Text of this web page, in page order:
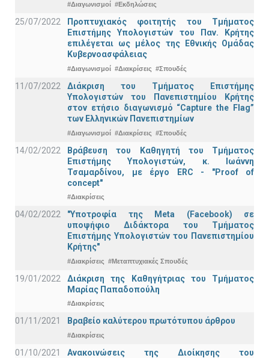
#Διαγωνισμοί #Εκδηλώσεις
25/07/2022
Προπτυχιακός φοιτητής του Τμήματος
Επιστήμης Υπολογιστών του Παν. Κρήτης
επιλέγεται ως μέλος της Εθνικής Ομάδας
Κυβερνοασφάλειας
#Διαγωνισμοί #Διακρίσεις #Σπουδές
11/07/2022
Διάκριση του Τμήματος Επιστήμης
Υπολογιστών του Πανεπιστημίου Κρήτης
στον ετήσιο διαγωνισμό “Capture the Flag”
των Ελληνικών Πανεπιστημίων
#Διαγωνισμοί #Διακρίσεις #Σπουδές
14/02/2022
Βράβευση του Καθηγητή του Τμήματος
Επιστήμης Υπολογιστών, κ. Ιωάννη
Τσαμαρδίνου, με έργο ERC - "Proof of
concept"
#Διακρίσεις
04/02/2022
"Υποτροφία της Meta (Facebook) σε
υποψήφιο Διδάκτορα του Τμήματος
Επιστήμης Υπολογιστών του Πανεπιστημίου
Κρήτης"
#Διακρίσεις #Μεταπτυχιακές Σπουδές
19/01/2022
Διάκριση της Καθηγήτριας του Τμήματος
Μαρίας Παπαδοπούλη
#Διακρίσεις
01/11/2021 Bραβείο καλύτερου πρωτότυπου άρθρου
#Διακρίσεις
01/10/2021
Ανακοινώσεις της Διοίκησης του